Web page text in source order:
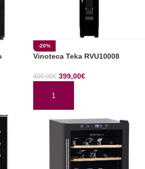
-20%
Vinoteca Teka RVU10008
499,00€ 399,00€
AÑADIR AL CARRITO